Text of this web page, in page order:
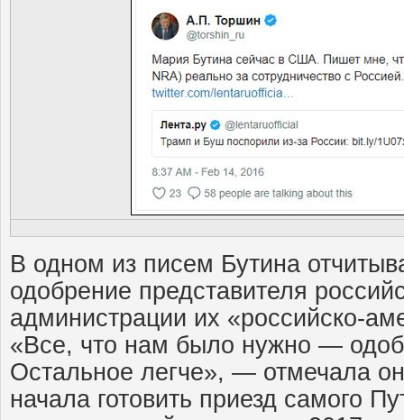
В одном из писем Бутина
одобрение представителя
администрации их «российско-
«Все, что нам было нужно —
Остальное легче», — отмечала
начала готовить приезд самого